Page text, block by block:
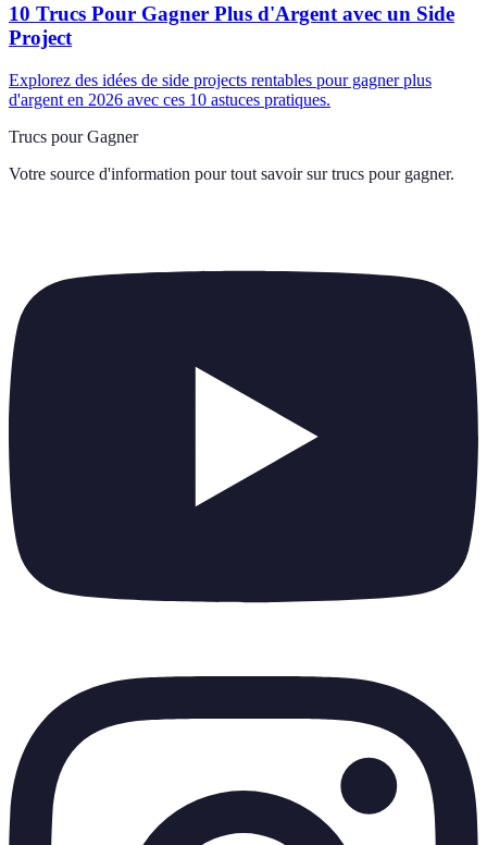
10 Trucs Pour Gagner Plus d'Argent avec un Side
Project
Explorez des idées de side projects rentables pour gagner plus
d'argent en 2026 avec ces 10 astuces pratiques.
Trucs pour Gagner
Votre source d'information pour tout savoir sur trucs pour gagner.